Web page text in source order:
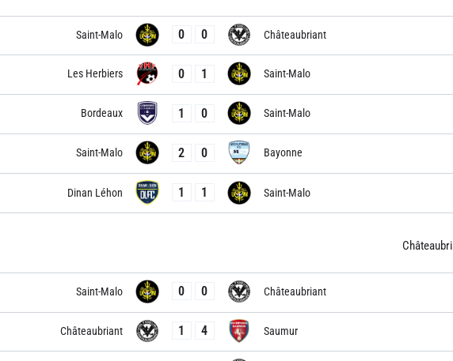
Saint-Malo 0 0 Châteaubriant
Les Herbiers 0 1 Saint-Malo
Bordeaux 1 0 Saint-Malo
Saint-Malo 2 0 Bayonne
Dinan Léhon 1 1 Saint-Malo
Saint-Malo 0 0 Châteaubriant
Châteaubriant 1 4 Saumur